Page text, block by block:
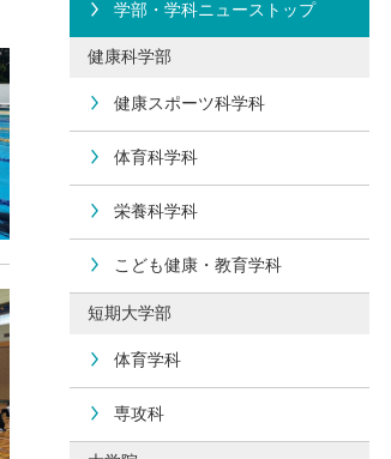
学部・学科ニューストップ
健康科学部
健康スポーツ科学科
体育科学科
栄養科学科
こども健康・教育学科
短期大学部
体育学科
専攻科